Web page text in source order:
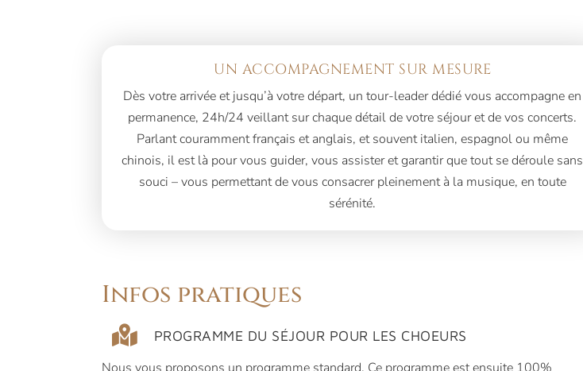
UN ACCOMPAGNEMENT SUR MESURE
Dès votre arrivée et jusqu’à votre départ, un tour-leader dédié vous accompagne en
permanence, 24h/24 veillant sur chaque détail de votre séjour et de vos concerts.
Parlant couramment français et anglais, et souvent italien, espagnol ou même
chinois, il est là pour vous guider, vous assister et garantir que tout se déroule sans
souci – vous permettant de vous consacrer pleinement à la musique, en toute
sérénité.
Infos pratiques
PROGRAMME DU SÉJOUR POUR LES CHOEURS